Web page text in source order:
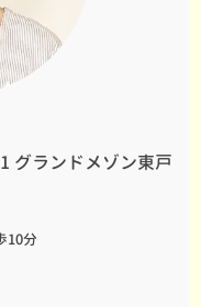
グランドメゾン東戸
10分